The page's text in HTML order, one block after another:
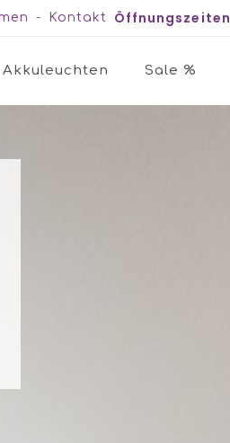
- Kontakt Öffnungszeiten
Akkuleuchten Sale %